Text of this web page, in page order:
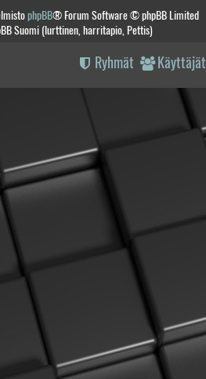
phpBB® Forum Software © phpBB Limited
Suomi (lurttinen, harritapio, Pettis)
Käyttäjät
Ryhmät